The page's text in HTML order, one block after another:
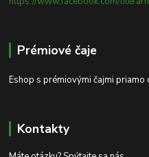
Prémiové čaje
Eshop s prémiovými čajmi priamo
Kontakty